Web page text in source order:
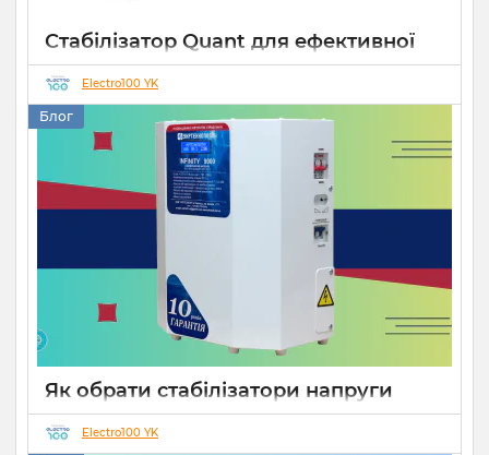
Стабілізатор Quant для ефективної
роботи СЕС
Electro100 YK
Блог
Як обрати стабілізатори напруги
Укртехнологія для дому чи бізнесу
Electro100 YK